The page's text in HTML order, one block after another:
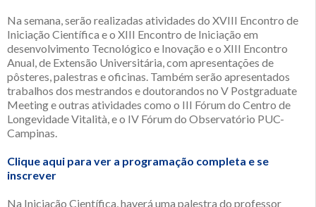
Na semana, serão realizadas atividades do XVIII Encontro de
Iniciação Científica e o XIII Encontro de Iniciação em
desenvolvimento Tecnológico e Inovação e o XIII Encontro
Anual, de Extensão Universitária, com apresentações de
pôsteres, palestras e oficinas. Também serão apresentados
trabalhos dos mestrandos e doutorandos no V Postgraduate
Meeting e outras atividades como o III Fórum do Centro de
Longevidade Vitalità, e o IV Fórum do Observatório PUC-
Campinas.
Clique aqui para ver a programação completa e se
inscrever
Na Iniciação Científica, haverá uma palestra do professor